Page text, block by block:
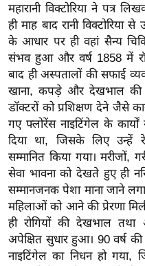
स
मी
क्षा
B
r
e
a
k
i
n
g
N
e
w
s
महारानी विक्टोरिया ने पत्र
ही माह बाद रानी
के आधार पर ही वहां सैन्य
संभव हुआ और वर्ष 1858 में
बाद ही अस्पतालों की सफाई
खाना, कपड़े और देखभाल की
डॉक्टरों को प्रशिक्षण देने जैसे
गए फ्लोरेंस नाइटिंगेल के
दिया था, जिसके लिए उन्हें
सम्मानित किया गया। मरीजों,
सेवा भावना को देखते हुए ही
सम्मानजनक पेशा माना जाने लगा
महिलाओं को आने की प्रेरणा
ही रोगियों की देखभाल
अपेक्षित सुधार हुआ। 90 वर्ष
नाइटिंगेल का निधन हो गया,